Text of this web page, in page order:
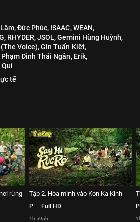
Đức Phúc, ISAAC,WEAN,
RHYDER,JSOL,Gemini Hùng Huỳnh,
Voice),Gin Tuấn Kiệt,
Phạm Đình Thái Ngân, Erik,
Quí
tế
rừng
Tập 2. Hòa mình vào Kon Ka Kinh
P Full HD
1h 59ph
P